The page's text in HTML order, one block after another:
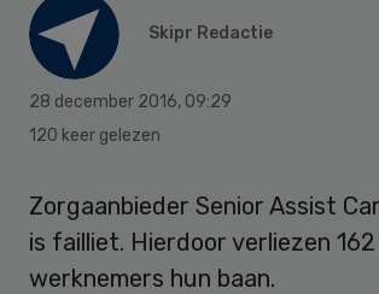
Skipr Redactie
28 december 2016, 09:29
120 keer gelezen
Zorgaanbieder Senior Assist
is failliet. Hierdoor verliezen
werknemers hun baan.